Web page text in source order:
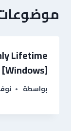
Lifetime
بواسطة نوفمبر